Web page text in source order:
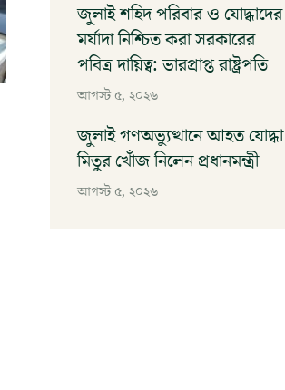
জুলাই শহিদ পরিবার ও যোদ্ধাদের
মর্যাদা নিশ্চিত করা সরকারের
পবিত্র দায়িত্ব: ভারপ্রাপ্ত রাষ্ট্রপতি
আগস্ট ৫, ২০২৬
জুলাই গণঅভ্যুত্থানে আহত যোদ্ধা
মিতুর খোঁজ নিলেন প্রধানমন্ত্রী
আগস্ট ৫, ২০২৬